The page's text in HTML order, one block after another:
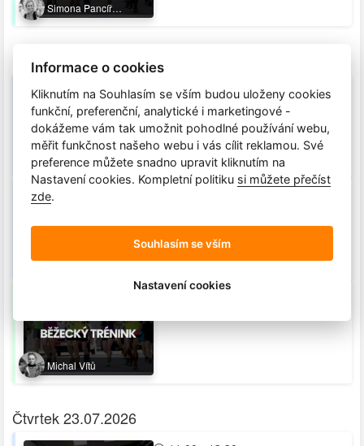
Informace o cookies
Kliknutím na Souhlasím se vším budou uloženy cookies
funkční, preferenční, analytické i marketingové -
dokážeme vám tak umožnit pohodlné používání webu,
měřit funkčnost našeho webu i vás cílit reklamou. Své
preference můžete snadno upravit kliknutím na
Nastavení cookies. Kompletní politiku si můžete přečíst
zde.
Souhlasím se vším
Nastavení cookies
Simona Pancíř
Švarcová
Středa 22.07.2026
Michal Vítů
11:00 - 13:30
Salming RunLab analýza - VŠECHNY
varianty
Michal Vítů
Michal Vítů
Čtvrtek 23.07.2026